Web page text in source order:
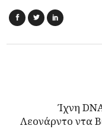
Ίχνη
Λεονάρντο ντα